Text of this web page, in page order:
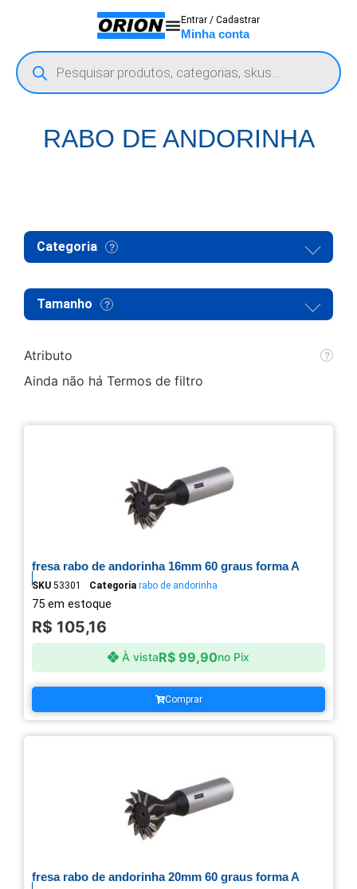
Entrar / Cadastrar
Minha conta
RABO DE ANDORINHA
Categoria
Tamanho
Atributo
Ainda não há Termos de filtro
fresa rabo de andorinha 16mm 60 graus forma A
SKU 53301 Categoria rabo de andorinha
75 em estoque
R$ 105,16
À vistaR$ 99,90no Pix
Comprar
fresa rabo de andorinha 20mm 60 graus forma A